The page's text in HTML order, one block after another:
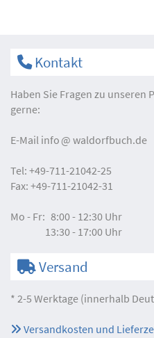
Kontakt
Haben Sie Fragen zu
gerne:
E-Mail info waldorfbuch.de
Tel: +49-711-21042-25
Fax: +49-711-21042-31
Mo - Fr: 8:00 - 12:30 Uhr
13:30 - 17:00 Uhr
Versand
* 2-5 Werktage (innerhalb
Versandkosten und